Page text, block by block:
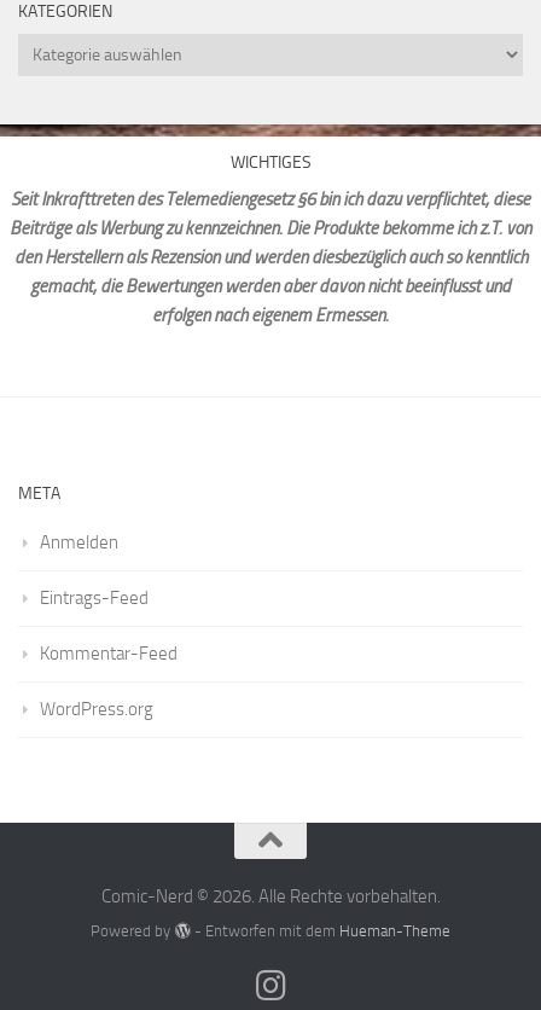
KATEGORIEN
Kategorien
WICHTIGES
Seit Inkrafttreten des Telemediengesetz §6 bin ich dazu verpflichtet, diese
Beiträge als Werbung zu kennzeichnen. Die Produkte bekomme ich z.T. von
den Herstellern als Rezension und werden diesbezüglich auch so kenntlich
gemacht, die Bewertungen werden aber davon nicht beeinflusst und
erfolgen nach eigenem Ermessen.
META
Anmelden
Eintrags-Feed
Kommentar-Feed
WordPress.org
Comic-Nerd © 2026. Alle Rechte vorbehalten.
Powered by - Entworfen mit dem Hueman-Theme